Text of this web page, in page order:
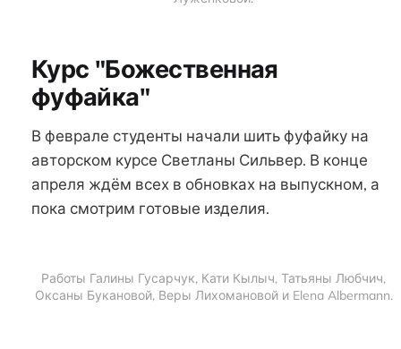
Курс "Божественная
фуфайка"
В феврале студенты начали шить фуфайку на
авторском курсе Светланы Сильвер. В конце
апреля ждём всех в обновках на выпускном, а
пока смотрим готовые изделия.
Работы Галины Гусарчук, Кати Кылыч, Татьяны Любчич,
Оксаны Букановой, Веры Лихомановой и Elena Albermann.